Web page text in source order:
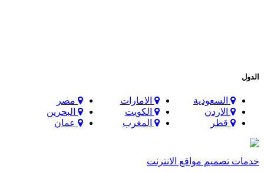
الدول
السعودية الامارات
مصر
الاردن
الكويت
البحرين
قطر
المغرب عمان
خدمات تصميم مواقع الانترنت